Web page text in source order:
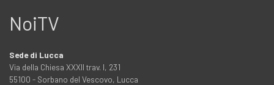
NoiTV
Sede di Lucca
Via della Chiesa XXXII trav. I, 231
55100 - Sorbano del Vescovo, Lucca